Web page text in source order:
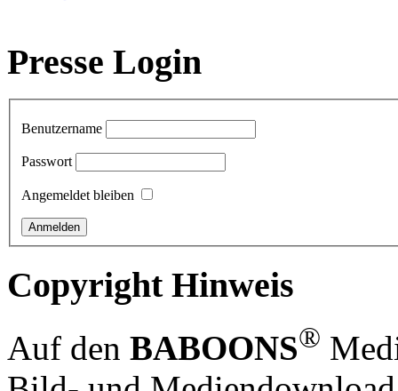
Presse Login
Benutzername
Passwort
Angemeldet bleiben
Copyright Hinweis
Auf den BABOONS®